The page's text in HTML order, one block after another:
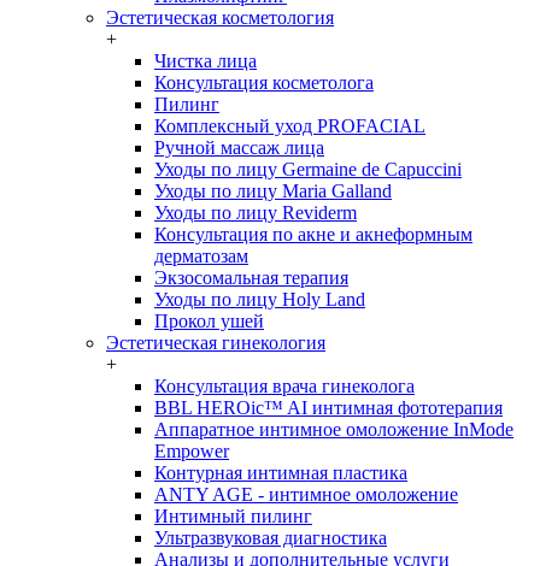
Эстетическая косметология
+
Чистка лица
Консультация косметолога
Пилинг
Комплексный уход PROFACIAL
Ручной массаж лица
Уходы по лицу Germaine de Capuccini
Уходы по лицу Maria Galland
Уходы по лицу Reviderm
Консультация по акне и акнеформным
дерматозам
Экзосомальная терапия
Уходы по лицу Holy Land
Прокол ушей
Эстетическая гинекология
+
Консультация врача гинеколога
BBL HEROic™ AI интимная фототерапия
Аппаратное интимное омоложение InMode
Empower
Контурная интимная пластика
ANTY AGE - интимное омоложение
Интимный пилинг
Ультразвуковая диагностика
Анализы и дополнительные услуги